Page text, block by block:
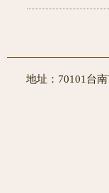
地址：70101台